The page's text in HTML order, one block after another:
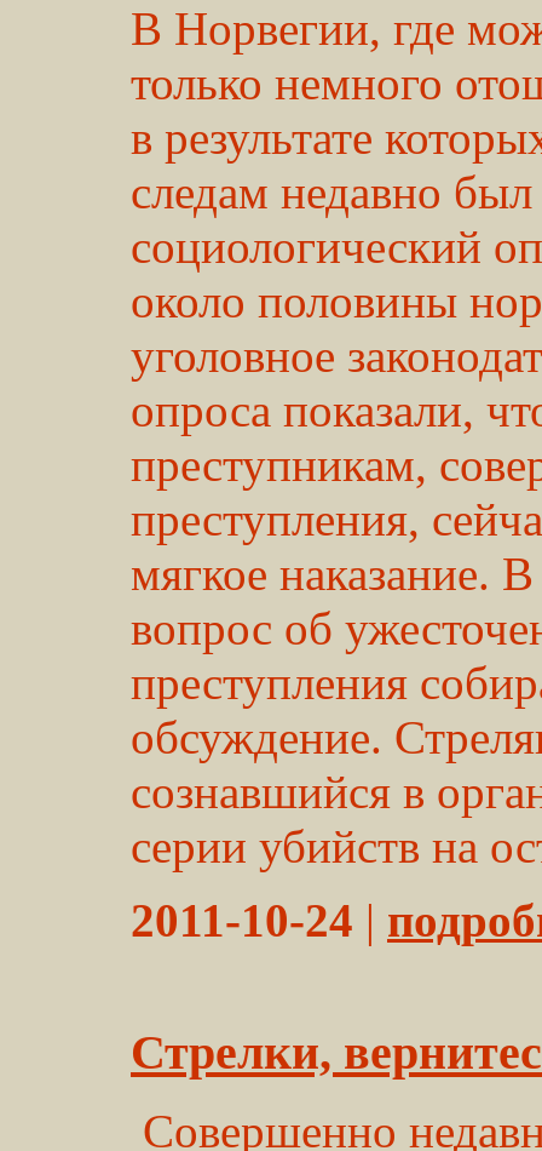
В Норвегии, где
только немного
в результате
следам недавно
социологический
около половины
уголовное
опроса показали,
преступникам,
преступления,
мягкое наказание.
вопрос об
преступления
обсуждение.
сознавшийся в
серии убийств на
2011-10-24 |
Стрелки,
Совершенно